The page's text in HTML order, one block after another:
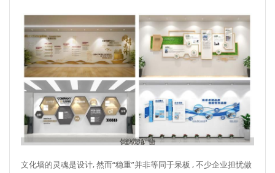
文化墙的灵魂是设计, 然而“稳重”并非等同于呆板 , 不少企业担忧做